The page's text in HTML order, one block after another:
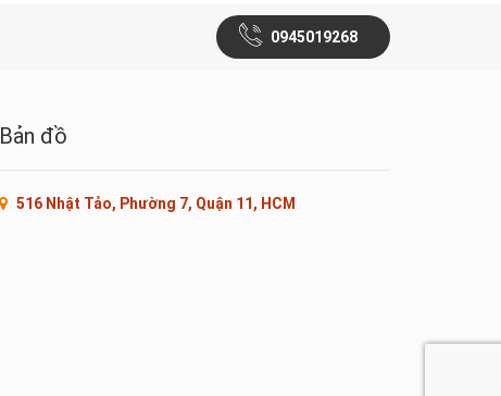
0945019268
Bản đồ
516 Nhật Tảo, Phường 7, Quận 11, HCM